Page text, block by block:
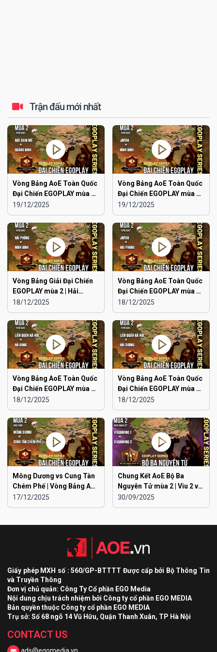
Trận đấu mới nhất
Vòng Bảng AoE Toàn Quốc
Đại Chiến EGOPLAY mùa 2 |
Aoe Đam Mê vs Quảng
Ninh
19/12/2025
Vòng Bảng AoE Toàn Quốc
Đại Chiến EGOPLAY mùa 2 |
Japan vs Ninh Bình
19/12/2025
Vòng Bảng Giải Đại Chiến
EGOPLAY mùa 2 | Hải
Phòng vs Ninh Bình
18/12/2025
Vòng Bảng AoE Toàn Quốc
Đại Chiến EGOPLAY mùa 2 |
Japan vs Hải Phòng
18/12/2025
Vòng Bảng AoE Toàn Quốc
Đại Chiến EGOPLAY mùa 2 |
Liên Quân Hà Nội vs Hà
Đông
18/12/2025
Vòng Bảng AoE Toàn Quốc
Đại Chiến EGOPLAY mùa 2 |
Liên Quân Hà Nội vs Hải
Dương
18/12/2025
Mông Dương vs Cung Tàn
Chém Phế | Vòng Bảng AoE
Toàn Quốc Đại Chiến
EGOPLAY mùa 2
17/12/2025
Chung Kết AoE Bộ Ba
Nguyên Tử mùa 2 | Viu 2 vs
Viu 1
30/09/2025
Giấy phép MXH số : 560/GP-BTTTT Được cấp bởi Bộ Thông Tin
và Truyền Thông
Đơn vị chủ quản: Công Ty Cổ phần EGO Media
Nội dung chịu trách nhiệm bởi Công ty cổ phần EGO MEDIA
Bản quyền thuộc Công ty cổ phần EGO MEDIA
Trụ sở: Số 68 ngõ 14 Vũ Hữu, Quận Thanh Xuân, TP Hà Nội
CONTACT US